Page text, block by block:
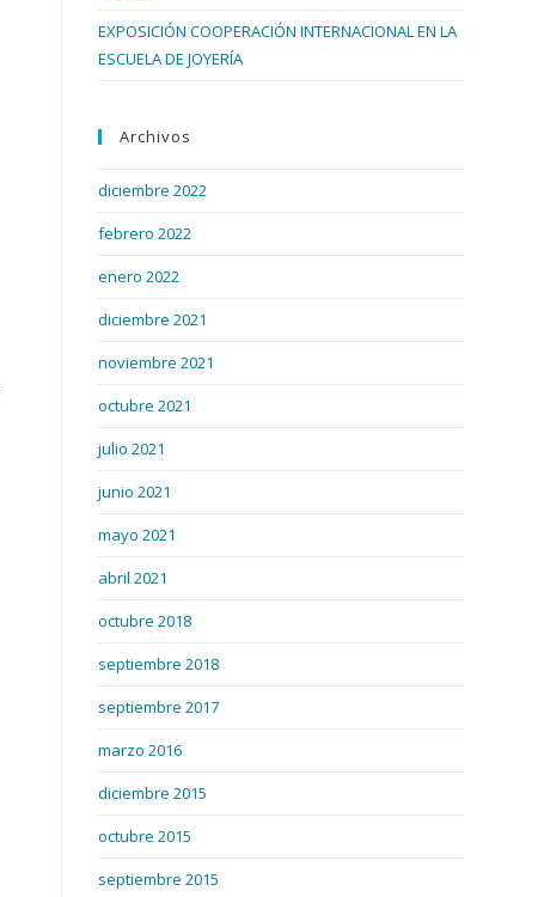
EXPOSICIÓN COOPERACIÓN INTERNACIONAL EN LA
ESCUELA DE JOYERÍA
Archivos
diciembre 2022
febrero 2022
enero 2022
diciembre 2021
noviembre 2021
octubre 2021
julio 2021
junio 2021
mayo 2021
abril 2021
octubre 2018
septiembre 2018
septiembre 2017
marzo 2016
diciembre 2015
octubre 2015
septiembre 2015